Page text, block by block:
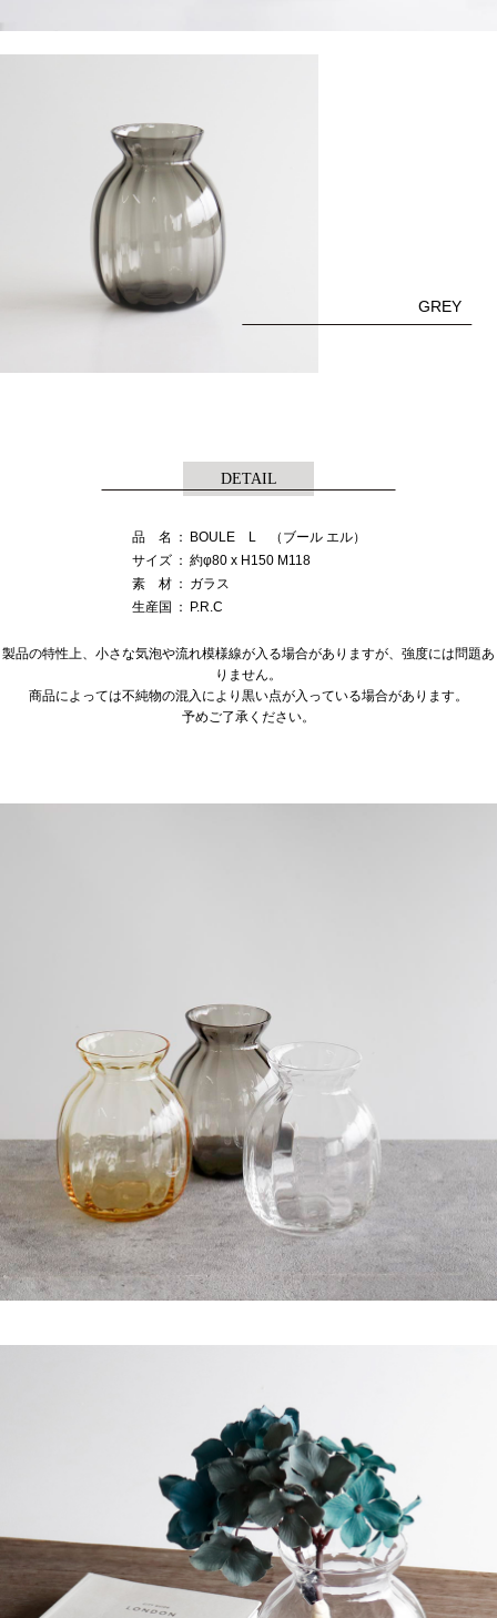
GREY
DETAIL
品 名 ：
BOULE L （ブール エル）
サイズ ： 約φ80 x H150 M118
素 材 ： ガラス
生産国
： P.R.C
製品の特性上、小さな気泡や流れ模様線が入る場合がありますが、強度には問題あ
りません。
商品によっては不純物の混入により黒い点が入っている場合があります。
予めご了承ください。